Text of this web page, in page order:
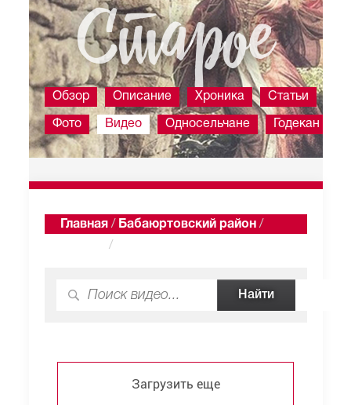
Старое
Обзор Описание Хроника Статьи
Фото Видео Односельчане Годекан
Главная / Бабаюртовский район /
/
Загрузить еще